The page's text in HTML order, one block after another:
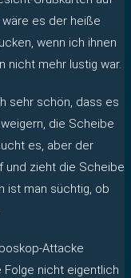
es der heiße
wenn ich ihnen
nicht mehr lustig war.
sehr schön, dass es
die Scheibe
es, aber der
und zieht die Scheibe
ist man süchtig, ob
Attacke
nicht eigentlich